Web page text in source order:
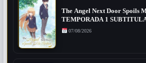
The Angel Next Door Spoils
TEMPORADA 1
07/08/2026